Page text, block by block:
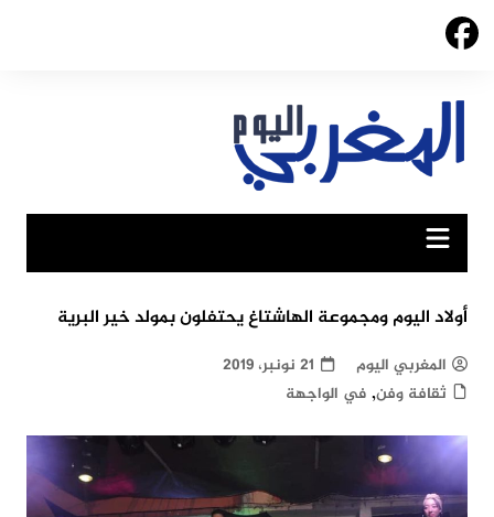
Skip
أولاد اليوم ومجموعة الهاشتاغ يحتفلون بمولد خير البرية
المغربي اليوم
21 نونبر، 2019
ثقافة وفن, في الواجهة